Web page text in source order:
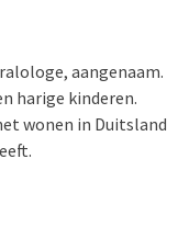
aangenaam.
harige kinderen.
wonen in Duitsland